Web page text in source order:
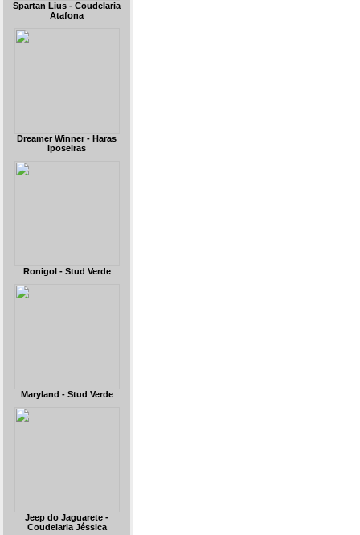
Spartan Lius - Coudelaria
Atafona
Dreamer Winner - Haras
Iposeiras
Ronigol - Stud Verde
Maryland - Stud Verde
Jeep do Jaguarete -
Coudelaria Jéssica